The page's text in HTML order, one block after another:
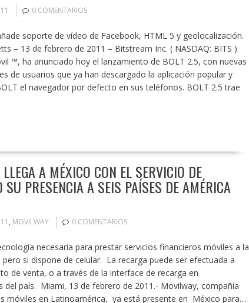
0 COMENTARIOS
soporte de vídeo de Facebook, HTML 5 y geolocalización.
– 13 de febrero de 2011 – Bitstream Inc. ( NASDAQ: BITS )
™, ha anunciado hoy el lanzamiento de BOLT 2.5, con nuevas
de usuarios que ya han descargado la aplicación popular y
el navegador por defecto en sus teléfonos. BOLT 2.5 trae
A MÉXICO CON EL SERVICIO DE
PRESENCIA A SEIS PAÍSES DE AMÉRICA
, MOVILWAY 0 COMENTARIOS
necesaria para prestar servicios financieros móviles a la
si dispone de celular. La recarga puede ser efectuada a
de venta, o a través de la interface de recarga en
país. Miami, 13 de febrero de 2011.- Movilway, compañía
móviles en Latinoamérica, ya está presente en México para…